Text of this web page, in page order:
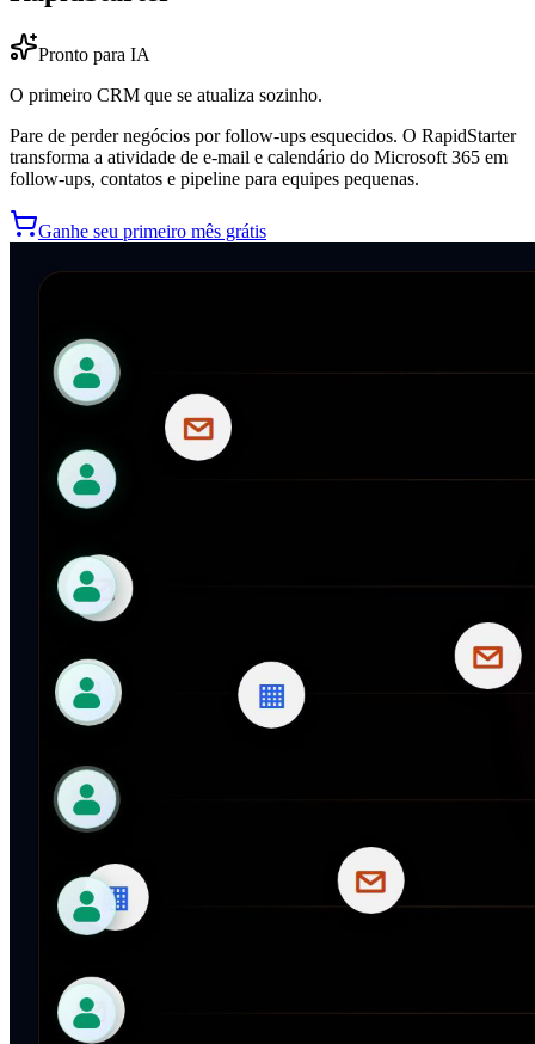
Pronto para IA
O primeiro CRM que se atualiza sozinho.
Pare de perder negócios por follow-ups esquecidos. O RapidStarter
transforma a atividade de e-mail e calendário do Microsoft 365 em
follow-ups, contatos e pipeline para equipes pequenas.
Ganhe seu primeiro mês grátis